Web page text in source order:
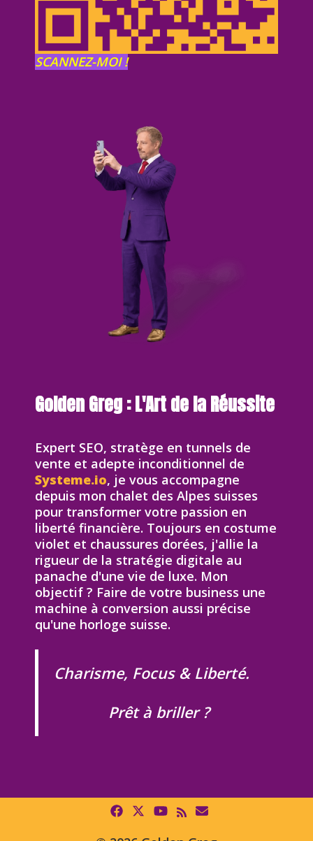
SCANNEZ-MOI !
Golden Greg : L'Art de la Réussite
Expert SEO, stratège en tunnels de
vente et adepte inconditionnel de
Systeme.io, je vous accompagne
depuis mon chalet des Alpes suisses
pour transformer votre passion en
liberté financière. Toujours en costume
violet et chaussures dorées, j'allie la
rigueur de la stratégie digitale au
panache d'une vie de luxe. Mon
objectif ? Faire de votre business une
machine à conversion aussi précise
qu'une horloge suisse.
Charisme, Focus & Liberté.
Prêt à briller ?